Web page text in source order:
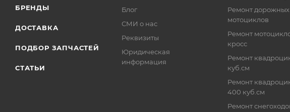
БРЕНДЫ
ДОСТАВКА
ПОДБОР ЗАПЧАСТЕЙ
СТАТЬИ
Блог
СМИ о нас
Реквизиты
Юридическая
информация
Ремонт дорожных
мотоциклов
Ремонт
кросс
Ремонт
куб.см
Ремонт
400 куб.см
Ремонт